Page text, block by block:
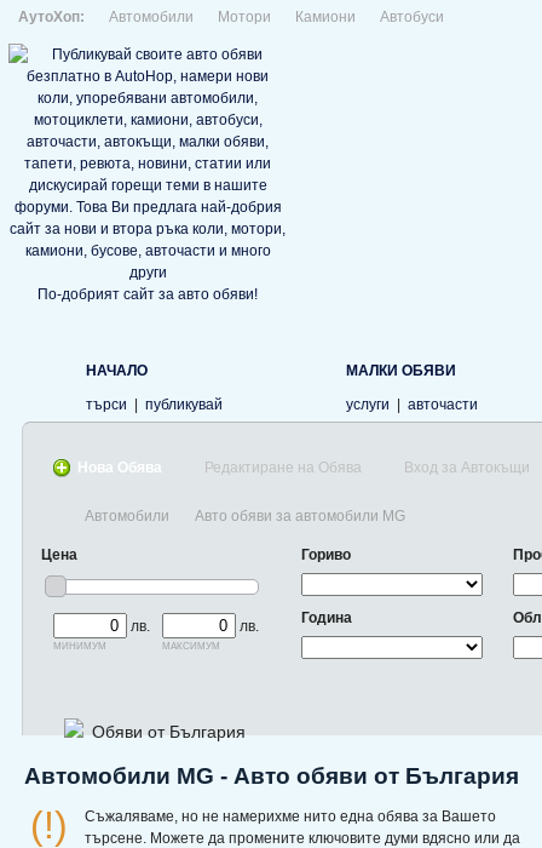
АутоХоп: Автомобили Мотори Камиони Автобуси
По-добрият сайт за авто обяви!
НАЧАЛО
търси
публикувай
МАЛКИ ОБЯВИ
услуги
авточасти
Нова Обява Редактиране на Обява Вход за Автокъщи
Автомобили Авто обяви за автомобили MG
Цена
лв.
минимум
лв.
максимум
Гориво
Година
Обяви от България
Автомобили MG - Авто обяви от България
(!)
Съжаляваме, но не намерихме нито една обява за Вашето
търсене. Можете да промените ключовите думи вдясно или да